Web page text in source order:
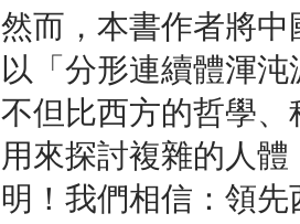
然而，本書作者將
以「分形連續體渾
不但比西方的哲學
用來探討複雜的人
明！我們相信：領